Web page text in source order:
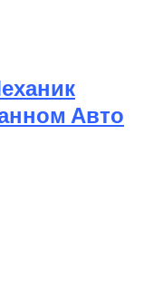
Авто